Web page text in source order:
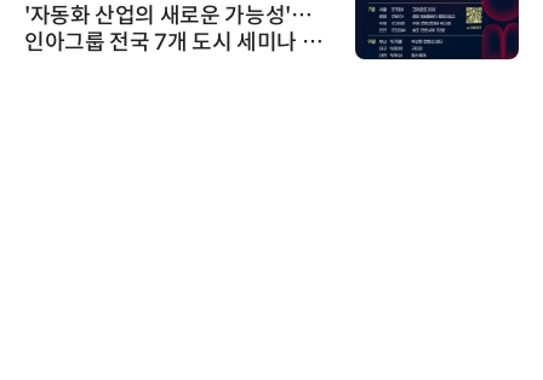
'자동화 산업의 새로운 가능성'…
인아그룹 전국 7개 도시 세미나 페